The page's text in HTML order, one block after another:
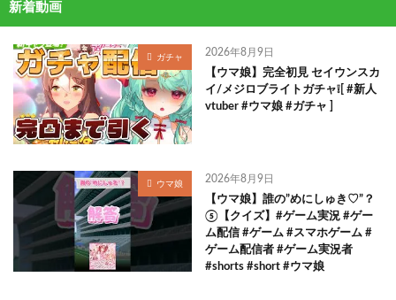
新着動画
ガチャ 2026年8月9日
【ウマ娘】完全初見 セイウンスカ
イ/メジロブライトガチャ❕[ #新人
vtuber #ウマ娘 #ガチャ ]
ウマ娘 2026年8月9日
【ウマ娘】誰の”めにしゅき♡”？
⑤【クイズ】#ゲーム実況 #ゲー
ム配信 #ゲーム #スマホゲーム #
ゲーム配信者 #ゲーム実況者
#shorts #short #ウマ娘